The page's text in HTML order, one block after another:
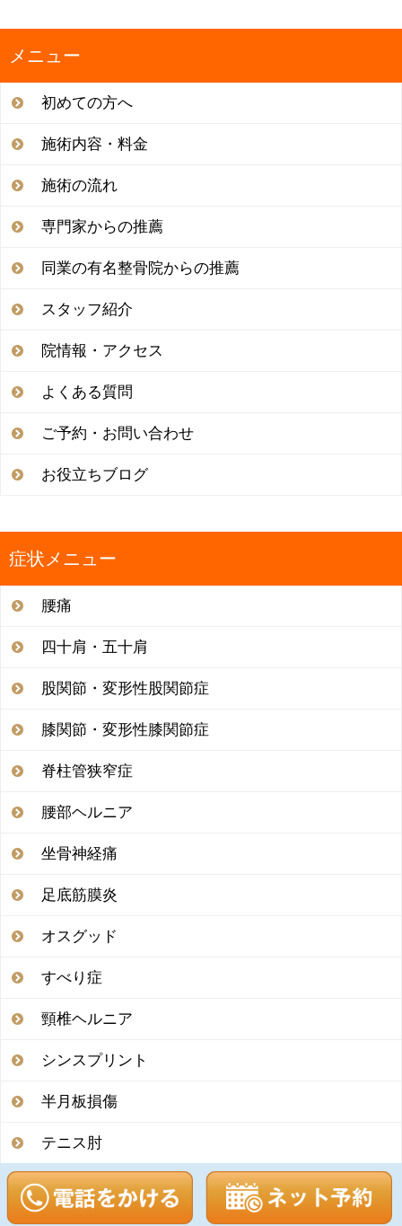
ゲ
ー
シ
ョ
ン
メニュー
初めての方へ
施術内容・料金
施術の流れ
専門家からの推薦
同業の有名整骨院からの推薦
スタッフ紹介
院情報・アクセス
よくある質問
ご予約・お問い合わせ
お役立ちブログ
症状メニュー
腰痛
四十肩・五十肩
股関節・変形性股関節症
膝関節・変形性膝関節症
脊柱管狭窄症
腰部ヘルニア
坐骨神経痛
足底筋膜炎
オスグッド
すべり症
頸椎ヘルニア
シンスプリント
半月板損傷
テニス肘
腰椎分離症